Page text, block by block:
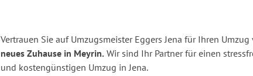
Vertrauen Sie auf Umzugsmeister Eggers Jena für Ihren Umzug
neues Zuhause in Meyrin. Wir sind Ihr Partner für einen
und kostengünstigen Umzug in Jena.